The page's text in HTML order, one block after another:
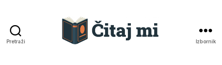
Pretraži Izbornik